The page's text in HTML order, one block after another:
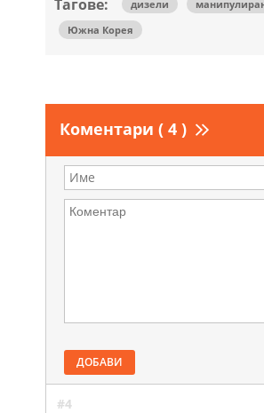
Тагове: дизели
Южна Корея
Коментари ( 4 )
ДОБАВИ
#4